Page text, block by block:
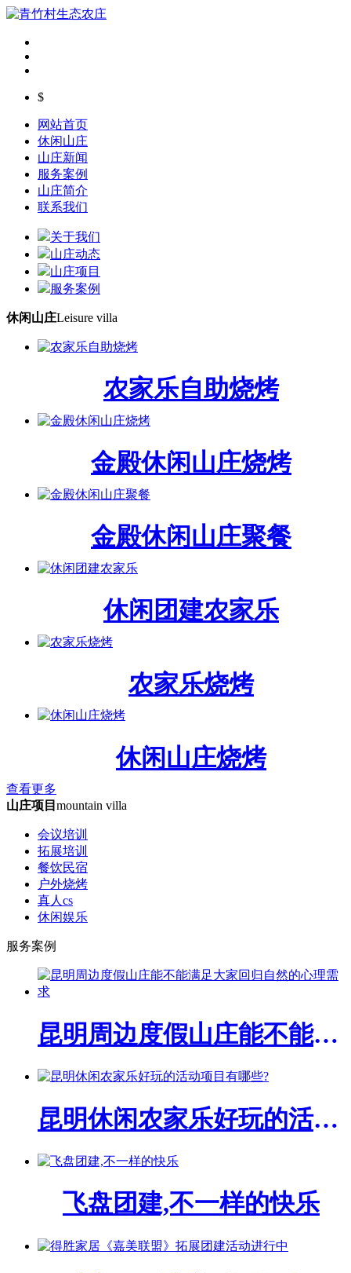
$
网站首页
休闲山庄
山庄新闻
服务案例
山庄简介
联系我们
关于我们
山庄动态
山庄项目
服务案例
休闲山庄Leisure villa
农家乐自助烧烤
金殿休闲山庄烧烤
金殿休闲山庄聚餐
休闲团建农家乐
农家乐烧烤
休闲山庄烧烤
查看更多
山庄项目 mountain villa
会议培训
拓展培训
餐饮民宿
户外烧烤
真人cs
休闲娱乐
服务案例
昆明周边度假山庄能不能满足大家回归自然的心理需求
昆明休闲农家乐好玩的活动项目有哪些?
飞盘团建,不一样的快乐